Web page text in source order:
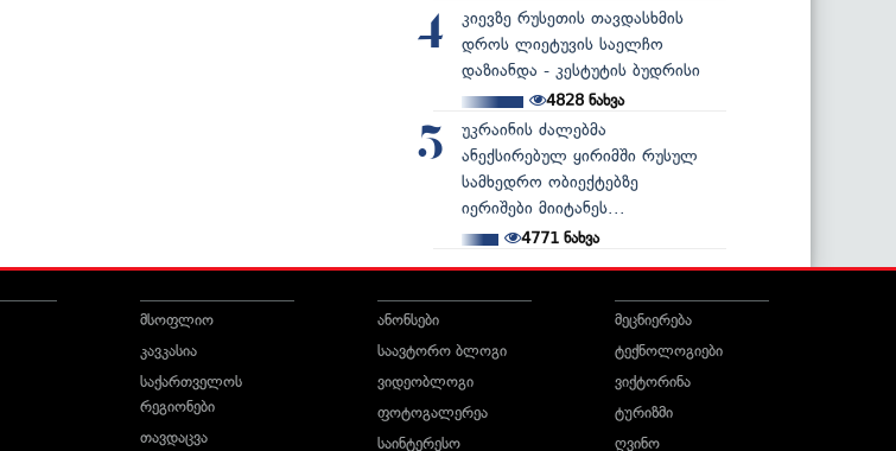
4
კიევზე რუსეთის თავდასხმის
დროს ლიეტუვის საელჩო
დაზიანდა - კესტუტის ბუდრისი
4828ნახვა
5
უკრაინის ძალებმა
ანექსირებულ ყირიმში რუსულ
სამხედრო ობიექტებზე
იერიშები მიიტანეს...
4771 ნახვა
მსოფლიო
კავკასია
საქართველოს
რეგიონები
თავდაცვა
ანონსები
საავტორო ბლოგი
ვიდეობლოგი
ფოტოგალერეა
საინტერესო
მეცნიერება
ტექნოლოგიები
ვიქტორინა
ტურიზმი
ღვინო